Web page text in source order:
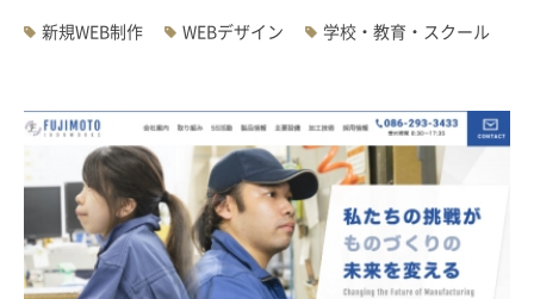
新規WEB制作
WEBデザイン 学校・教育・スクール